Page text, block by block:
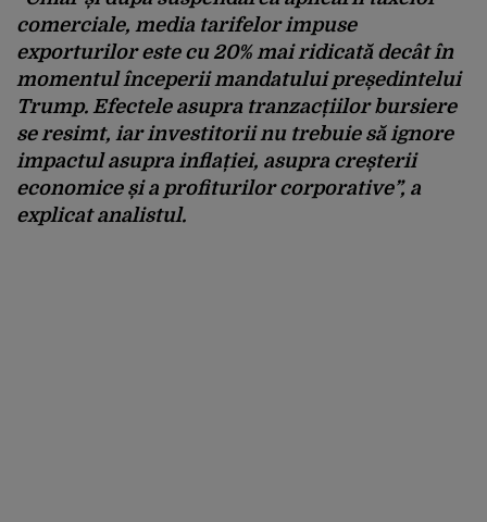
comerciale, media tarifelor impuse
exporturilor este cu 20% mai ridicată decât în
momentul începerii mandatului președintelui
Trump. Efectele asupra tranzacțiilor bursiere
se resimt, iar investitorii nu trebuie să ignore
impactul asupra inflației, asupra creșterii
economice și a profiturilor corporative”, a
explicat analistul.